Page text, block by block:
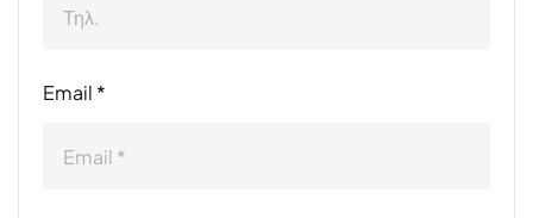
Email *